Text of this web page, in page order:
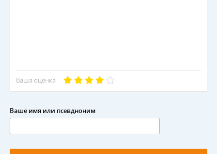
Ваша оценка
Ваше имя или псевдноним